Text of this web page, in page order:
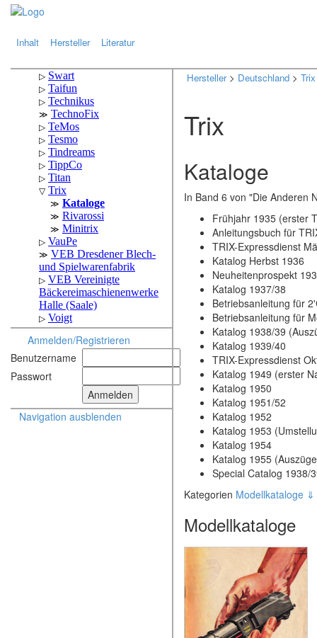
Inhalt Hersteller Literatur
Anmelden/Registrieren
Benutzername
Passwort
Navigation ausblenden
Hersteller> Deutschland > Trix
Trix
Kataloge
In Band 6 von "Die Anderen
Frühjahr 1935 (erster
Anleitungsbuch für
TRIX-Expressdienst
Katalog Herbst 1936
Neuheitenprospekt
Katalog 1937/38
Betriebsanleitung für
Betriebsanleitung für
Katalog 1938/39
Katalog 1939/40
TRIX-Expressdienst
Katalog 1949 (erster
Katalog 1950
Katalog 1951/52
Katalog 1952
Katalog 1953
Katalog 1954
Katalog 1955
Special Catalog 1938/
Kategorien Modellkataloge ⇓
Modellkataloge